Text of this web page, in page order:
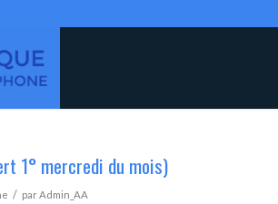
1° mercredi du mois)
/ parAdmin_AA